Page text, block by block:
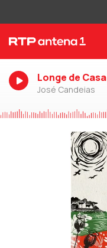
Longe de Casa
José Candeias